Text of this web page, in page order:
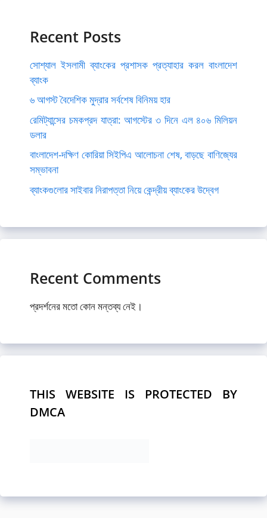
Recent Posts
সোশ্যাল ইসলামী ব্যাংকের প্রশাসক প্রত্যাহার করল বাংলাদেশ
ব্যাংক
৬ আগস্ট বৈদেশিক মুদ্রার সর্বশেষ বিনিময় হার
রেমিট্যান্সের চমকপ্রদ যাত্রা: আগস্টের ৩ দিনে এল ৪০৬ মিলিয়ন
ডলার
বাংলাদেশ-দক্ষিণ কোরিয়া সিইপিএ আলোচনা শেষ, বাড়ছে বাণিজ্যের
সম্ভাবনা
ব্যাংকগুলোর সাইবার নিরাপত্তা নিয়ে কেন্দ্রীয় ব্যাংকের উদ্বেগ
Recent Comments
প্রদর্শনের মতো কোন মন্তব্য নেই।
THIS WEBSITE IS PROTECTED BY
DMCA